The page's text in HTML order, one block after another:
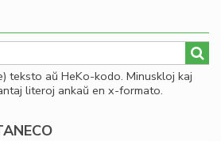
teksto aŭ HeKo-kodo. Minuskloj kaj
literoj ankaŭ en x-formato.